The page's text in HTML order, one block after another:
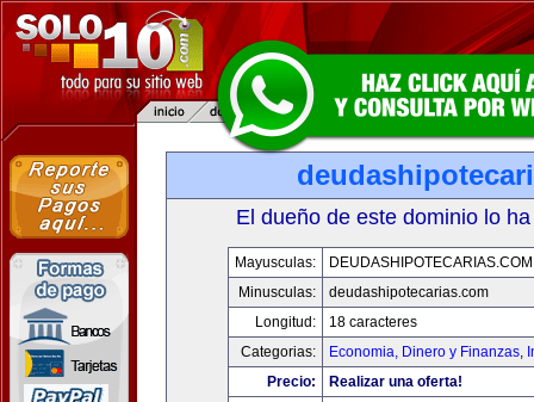
El dueño de este dominio lo
Mayusculas:
DEUDASHIPOTECARIAS.COM
Minusculas:
deudashipotecarias.com
Longitud:
18 caracteres
Categorias:
Economia, Dinero y Finanzas,
Precio:
Realizar una oferta!